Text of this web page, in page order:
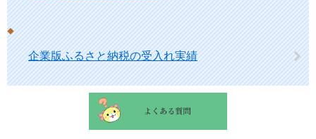
企業版ふるさと納税の受入れ実績